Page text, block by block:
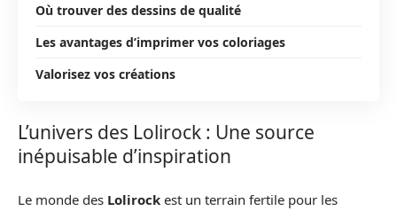
Où trouver des dessins de qualité
Les avantages d’imprimer vos coloriages
Valorisez vos créations
L’univers des Lolirock : Une source
inépuisable d’inspiration
Le monde des Lolirock est un terrain fertile pour les